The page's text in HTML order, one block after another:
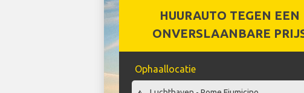
HUURAUTO TEGEN EEN
ONVERSLAANBARE
Ophaallocatie